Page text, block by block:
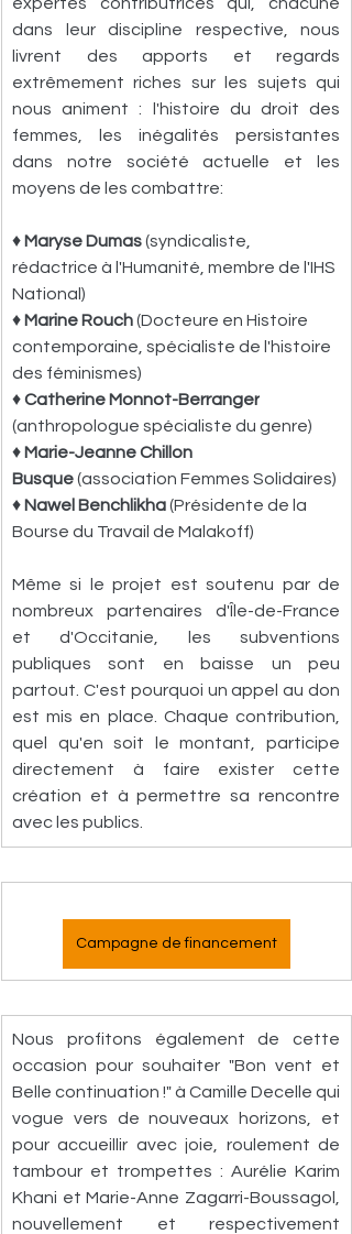
dans leur discipline respective, nous
livrent des apports et regards
extrêmement riches sur les sujets qui
nous animent : l'histoire du droit des
femmes, les inégalités persistantes
dans notre société actuelle et les
moyens de les combattre:
♦ Maryse Dumas (syndicaliste,
rédactrice à l'Humanité, membre de l'IHS
National)
♦ Marine Rouch (Docteure en Histoire
contemporaine, spécialiste de l'histoire
des féminismes)
♦ Catherine Monnot-Berranger
(anthropologue spécialiste du genre)
♦ Marie-Jeanne Chillon
Busque (association Femmes Solidaires)
♦ Nawel Benchlikha (Présidente de la
Bourse du Travail de Malakoff)
Même si le projet est soutenu par de
nombreux partenaires d'Île-de-France
et d'Occitanie, les subventions
publiques sont en baisse un peu
partout. C'est pourquoi un appel au don
est mis en place. Chaque contribution,
quel qu'en soit le montant, participe
directement à faire exister cette
création et à permettre sa rencontre
avec les publics.
Campagne de financement
Nous profitons également de cette
occasion pour souhaiter "Bon vent et
Belle continuation !" à Camille Decelle qui
vogue vers de nouveaux horizons, et
pour accueillir avec joie, roulement de
tambour et trompettes : Aurélie Karim
Khani et Marie-Anne Zagarri-Boussagol,
nouvellement et respectivement